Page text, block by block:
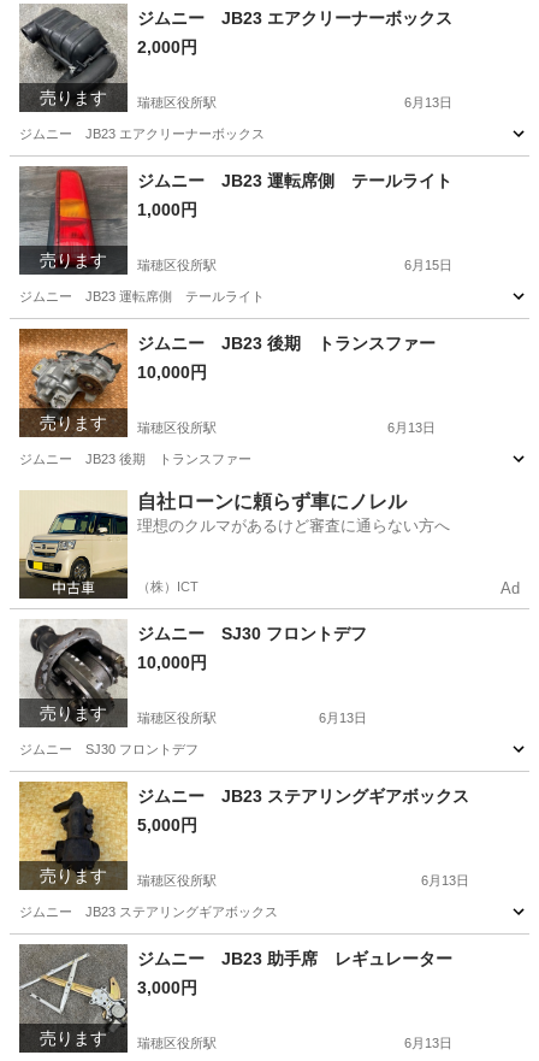
愛知 名古屋市 パーツ
売ります
ジムニー JB23 エアクリーナーボックス
2,000円
瑞穂区役所駅 6月13日
ジムニー JB23 エアクリーナーボックス
愛知 名古屋市 パーツ
売ります
ジムニー JB23 運転席側 テールライト
1,000円
瑞穂区役所駅 6月15日
ジムニー JB23 運転席側 テールライト
愛知 名古屋市 外装、車外用品
売ります
ジムニー JB23 後期 トランスファー
10,000円
瑞穂区役所駅 6月13日
ジムニー JB23 後期 トランスファー
瑞穂区役所駅 パーツ トランスファー
自社ローンに頼らず車にノレル
理想のクルマがあるけど審査に通らない方へ
（株）ICT Ad
売ります
ジムニー SJ30 フロントデフ
10,000円
瑞穂区役所駅 6月13日
ジムニー SJ30 フロントデフ
愛知 名古屋市
売ります
ジムニー JB23 ステアリングギアボックス
5,000円
瑞穂区役所駅 6月13日
ジムニー JB23 ステアリングギアボックス
愛知 名古屋市 パーツ
売ります
ジムニー JB23 助手席 レギュレーター
3,000円
瑞穂区役所駅 6月13日